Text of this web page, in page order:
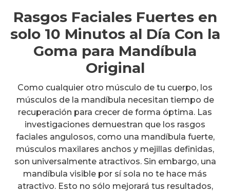
Rasgos Faciales Fuertes en
solo 10 Minutos al Día Con la
Goma para Mandíbula
Original
Como cualquier otro músculo de tu cuerpo, los
músculos de la mandíbula necesitan tiempo de
recuperación para crecer de forma óptima. Las
investigaciones demuestran que los rasgos
faciales angulosos, como una mandíbula fuerte,
músculos maxilares anchos y mejillas definidas,
son universalmente atractivos. Sin embargo, una
mandíbula visible por sí sola no te hace más
atractivo. Esto no sólo mejorará tus resultados,